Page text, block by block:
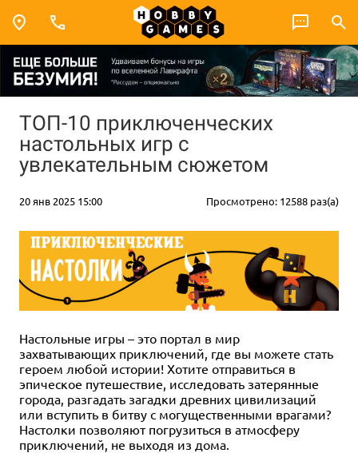
ТОП-10 приключенческих
настольных игр с
увлекательным сюжетом
20 янв 2025 15:00 Просмотрено: 12588 раз(а)
Настольные игры – это портал в мир
захватывающих приключений, где вы можете стать
героем любой истории! Хотите отправиться в
эпическое путешествие, исследовать затерянные
города, разгадать загадки древних цивилизаций
или вступить в битву с могущественными врагами?
Настолки позволяют погрузиться в атмосферу
приключений, не выходя из дома.